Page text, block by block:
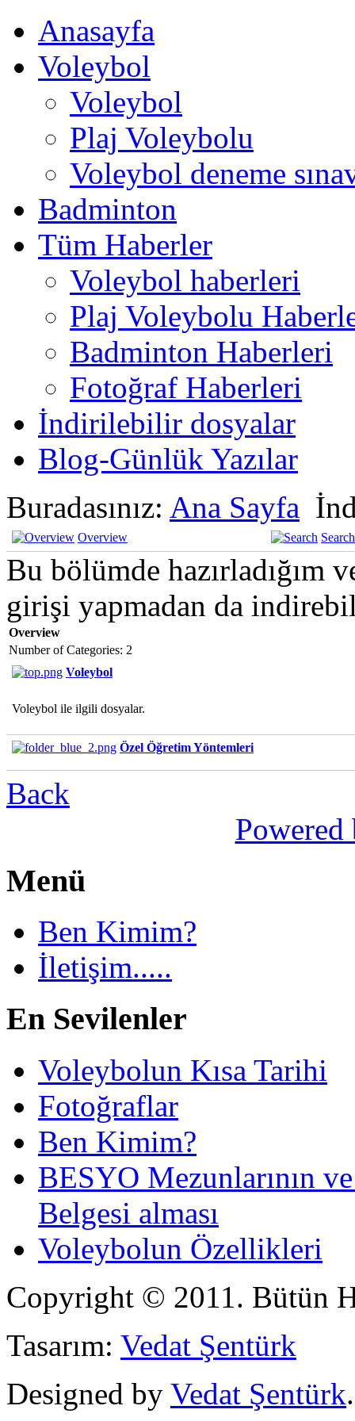
Anasayfa
Voleybol
Voleybol
Plaj Voleybolu
Voleybol deneme
Badminton
Tüm Haberler
Voleybol haberleri
Plaj Voleybolu
Badminton Haberleri
Fotoğraf Haberleri
İndirilebilir dosyalar
Blog-Günlük Yazılar
Buradasınız: Ana Sayfa
Overview Search
Bu bölümde hazırladığım
girişi yapmadan da
Overview
Number of Categories: 2
Voleybol
Voleybol ile ilgili dosyalar.
Özel Öğretim Yöntemleri
Back
Menü
Ben Kimim?
İletişim.....
En Sevilenler
Voleybolun Kısa Tarihi
Fotoğraflar
Ben Kimim?
BESYO Mezunlarının
Belgesi alması
Voleybolun Özellikleri
Copyright © 2011. Bütün
Tasarım: Vedat Şentürk
Designed by Vedat Şentürk.